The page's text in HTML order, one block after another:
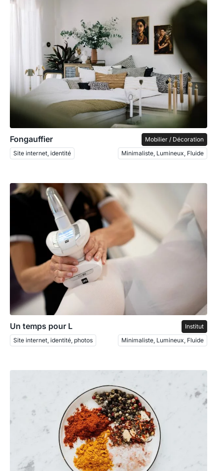
Fongauffier
Mobilier / Décoration
Site internet, identité
Minimaliste, Lumineux, Fluide
Un temps pour L
Institut
Site internet, identité, photos
Minimaliste, Lumineux, Fluide